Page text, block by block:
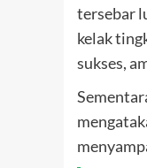
tersebar
kelak
sukses,